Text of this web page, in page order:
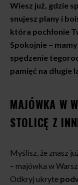
Wiesz już, gdzie
snujesz plany i
która pochłonie
Spokojnie –
spędzenie
pamięć na długie
MAJÓWKA W
STOLICĘ Z
Myślisz, że znasz
– majówka w
Odkryj ukryte